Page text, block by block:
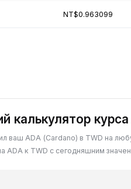
NT$0.963099
калькулятор
ваш ADA (Cardano) в TWD на
ADA к TWD с сегодняшним